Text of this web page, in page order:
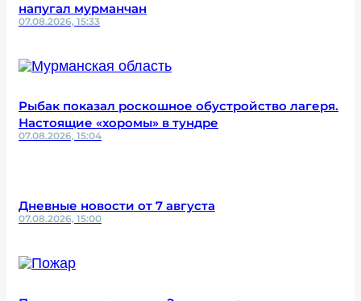
напугал мурманчан
07.08.2026, 15:33
Рыбак показал роскошное обустройство лагеря.
Настоящие «хоромы» в тундре
07.08.2026, 15:04
Дневные новости от 7 августа
07.08.2026, 15:00